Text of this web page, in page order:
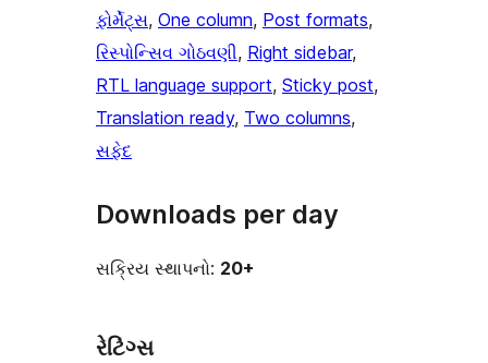
ફોર્મેટ્સ, One column, Post formats
રિસ્પોન્સિવ ગોઠવણી, Right sidebar
RTL language support, Sticky post
Translation ready, Two columns
સફેદ
Downloads per day
સક્રિય સ્થાપનો: 20+
રેટિંગ્સ